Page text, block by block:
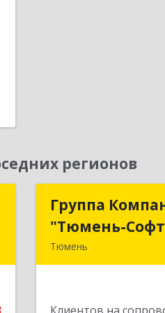
регионов
Группа
"Тюмень-
Тюмень